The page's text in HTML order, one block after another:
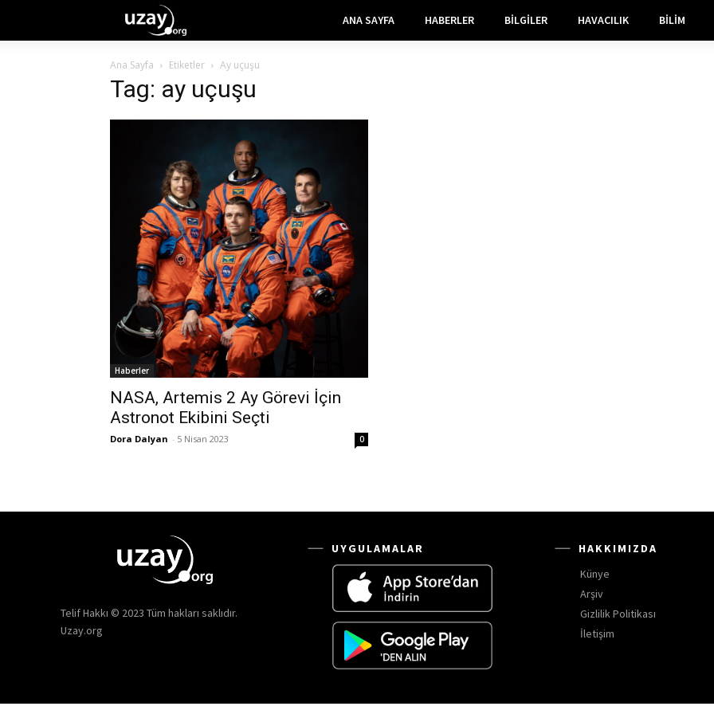
ANA SAYFA HABERLER BILGILER HAVACILIK BILIM
Ana Sayfa Etiketler Ay uçuşu
Tag: ay uçuşu
Haberler
NASA, Artemis 2 Ay Görevi İçin
Astronot Ekibini Seçti
Dora Dalyan - 5 Nisan 2023 0
Telif Hakkı © 2023 Tüm hakları saklıdır.
Uzay.org
UYGULAMALAR
HAKKIMIZDA
Künye
Arşiv
Gizlilik Politikası
İletişim